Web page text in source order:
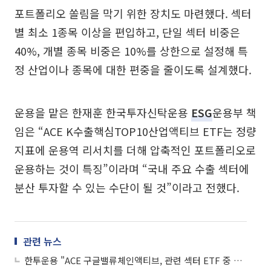
포트폴리오 쏠림을 막기 위한 장치도 마련했다. 섹터
별 최소 1종목 이상을 편입하고, 단일 섹터 비중은
40%, 개별 종목 비중은 10%를 상한으로 설정해 특
정 산업이나 종목에 대한 편중을 줄이도록 설계했다.
운용을 맡은 한재훈 한국투자신탁운용 ESG운용부 책
임은 “ACE K수출핵심TOP10산업액티브 ETF는 정량
지표에 운용역 리서치를 더해 압축적인 포트폴리오로
운용하는 것이 특징”이라며 “국내 주요 수출 섹터에
분산 투자할 수 있는 수단이 될 것”이라고 전했다.
관련 뉴스
한투운용 "ACE 구글밸류체인액티브, 관련 섹터 ETF 중 연초 수익률 1위"